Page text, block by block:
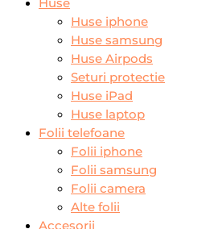
Huse
Huse iphone
Huse samsung
Huse Airpods
Seturi protectie
Huse iPad
Huse laptop
Folii telefoane
Folii iphone
Folii samsung
Folii camera
Alte folii
Accesorii